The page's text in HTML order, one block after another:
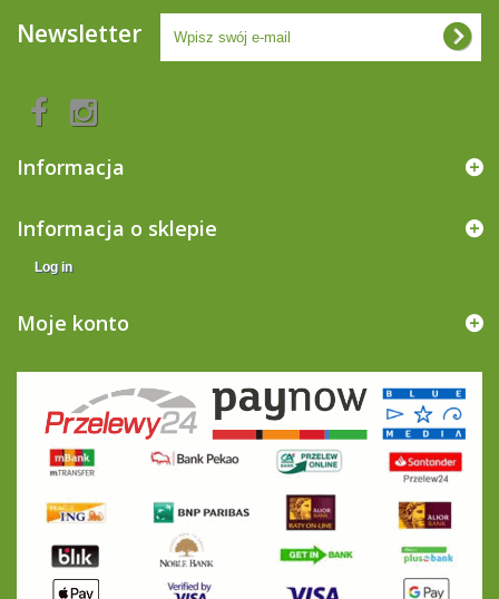
Newsletter
Informacja
Informacja o sklepie
Log in
Moje konto